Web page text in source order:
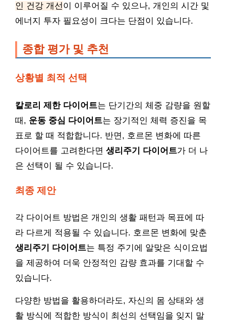
인 건강 개선 이 이루어질 수 있으나, 개인의 시간 및
에너지 투자 필요성이 크다는 단점이 있습니다.
종합 평가 및 추천
상황별 최적 선택
칼로리 제한 다이어트는 단기간의 체중 감량을 원할
때, 운동 중심 다이어트는 장기적인 체력 증진을 목
표로 할 때 적합합니다. 반면, 호르몬 변화에 따른
다이어트를 고려한다면 생리주기 다이어트가 더 나
은 선택이 될 수 있습니다.
최종 제안
각 다이어트 방법은 개인의 생활 패턴과 목표에 따
라 다르게 적용될 수 있습니다. 호르몬 변화에 맞춘
생리주기 다이어트는 특정 주기에 알맞은 식이요법
을 제공하여 더욱 안정적인 감량 효과를 기대할 수
있습니다.
다양한 방법을 활용하더라도, 자신의 몸 상태와 생
활 방식에 적합한 방식이 최선의 선택임을 잊지 말